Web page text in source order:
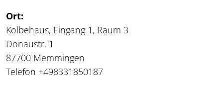
Ort:
Kolbehaus, Eingang 1, Raum 3
Donaustr. 1
87700 Memmingen
Telefon +498331850187